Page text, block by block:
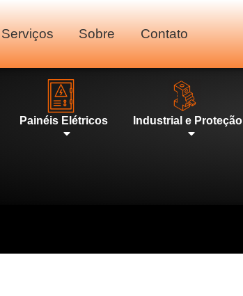
Serviços Sobre Contato
Painéis Elétricos Industrial e Proteção